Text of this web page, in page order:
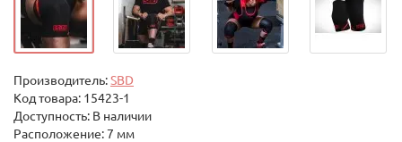
Производитель:SBD
Код товара: 15423-1
Доступность: В наличии
Расположение: 7 мм